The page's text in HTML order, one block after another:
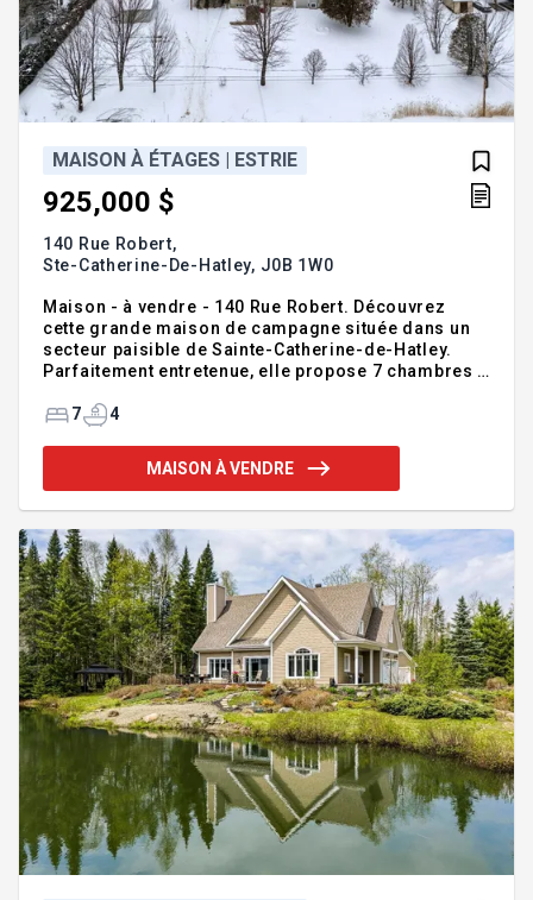
MAISON À ÉTAGES | ESTRIE
925,000 $
140 Rue Robert,
Ste-Catherine-De-Hatley, J0B 1W0
Maison - à vendre - 140 Rue Robert. Découvrez
cette grande maison de campagne située dans un
secteur paisible de Sainte-Catherine-de-Hatley.
Parfaitement entretenue, elle propose 7 chambres à
à manger à aire ouverte. Grand hall d'entrée avec
aménagé en bi-génération avec entrée
indépendante. Garage double attaché. Abri d'auto
Terrain privé avec piscine hors terre et patio en
composite. Maison parfaite pour une gr
7 4
MAISON À VENDRE